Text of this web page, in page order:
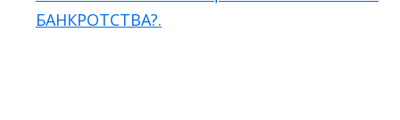
БАНКРОТСТВА?.